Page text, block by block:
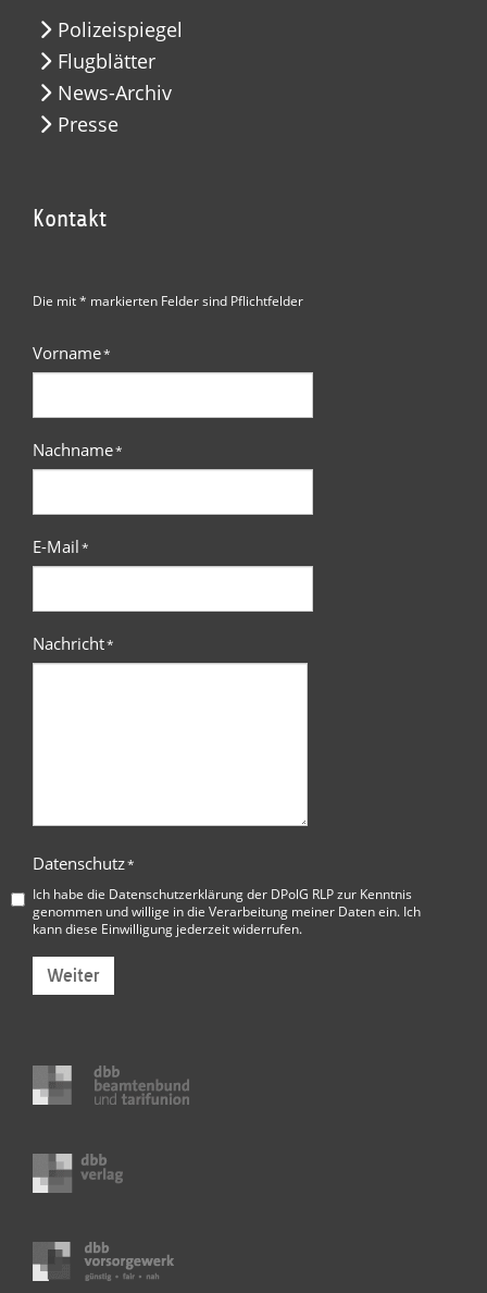
Polizeispiegel
Flugblätter
News-Archiv
Presse
Kontakt
Die mit * markierten Felder sind Pflichtfelder
Vorname*
Nachname*
E-Mail*
Nachricht*
Datenschutz*
Ich habe die Datenschutzerklärung der DPolG RLPzur Kenntnis
genommen und willige in die Verarbeitung meiner Daten ein. Ich
kann diese Einwilligung jederzeit widerrufen.
Weiter